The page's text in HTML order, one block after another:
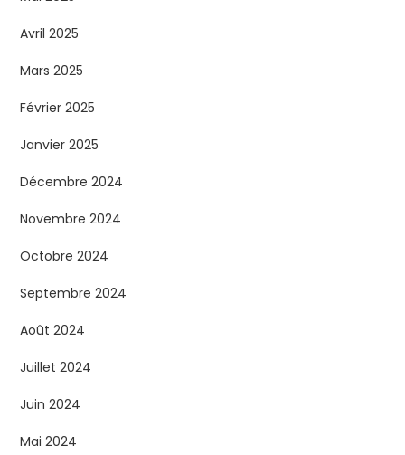
Avril 2025
Mars 2025
Février 2025
Janvier 2025
Décembre 2024
Novembre 2024
Octobre 2024
Septembre 2024
Août 2024
Juillet 2024
Juin 2024
Mai 2024